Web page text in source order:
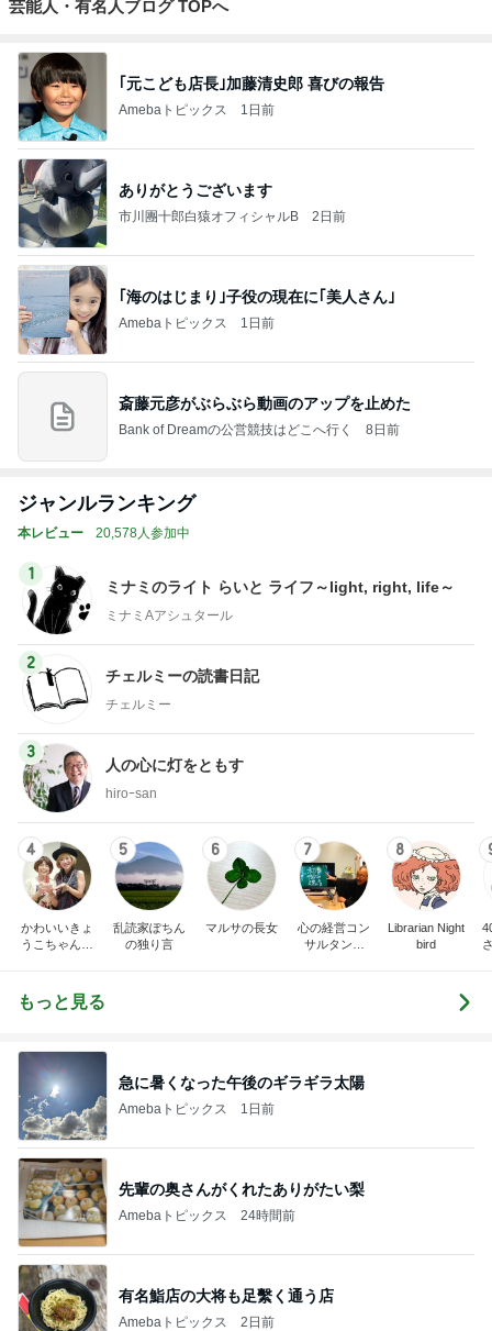
芸能人・有名人ブログ TOPへ
｢元こども店長｣加藤清史郎 喜びの報告
Amebaトピックス 1日前
ありがとうございます
市川團十郎白猿オフィシャルB 2日前
｢海のはじまり｣子役の現在に｢美人さん｣
Amebaトピックス 1日前
斎藤元彦がぶらぶら動画のアップを止めた
Bank of Dreamの公営競技はどこへ行く 8日前
ジャンルランキング
本レビュー 20,578人参加中
1
ミナミのライト らいと ライフ～light, right, life～
ミナミAアシュタール
2
チェルミーの読書日記
チェルミー
3
人の心に灯をともす
hiroｰsan
4
かわいいきょ
うこちゃんブ
5
乱読家ぽちん
の独り言
6
マルサの長女
7
心の経営コン
サルタント
8
Librarian Night
bird
もっと見る
急に暑くなった午後のギラギラ太陽
Amebaトピックス 1日前
先輩の奥さんがくれたありがたい梨
Amebaトピックス 24時間前
有名鮨店の大将も足繫く通う店
Amebaトピックス 2日前